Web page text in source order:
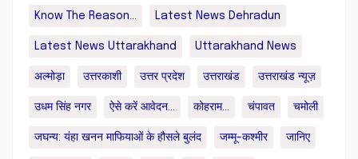
Know The Reason... Latest News Dehradun
Latest News Uttarakhand Uttarakhand News
अल्मोड़ा उत्तरकाशी उत्तर प्रदेश उत्तराखंड उत्तराखंड न्यूज़
उधम सिंह नगर ऐसे करें आवेदन... कोहराम... चंपावत चमोली
जघन्य: यंहा खनन माफियाओं के हौसले बुलंद जम्मू-कश्मीर जानिए